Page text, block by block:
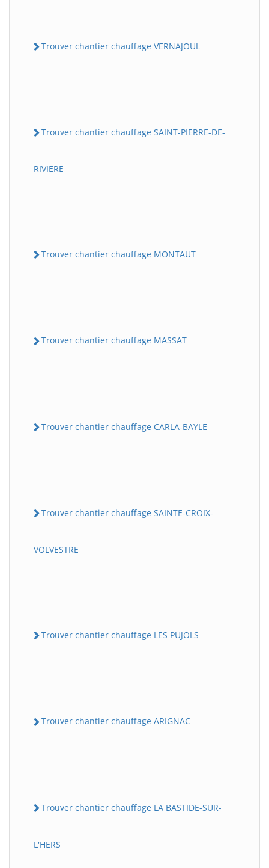
Trouver chantier chauffage VERNAJOUL
Trouver chantier chauffage SAINT-PIERRE-DE-
RIVIERE
Trouver chantier chauffage MONTAUT
Trouver chantier chauffage MASSAT
Trouver chantier chauffage CARLA-BAYLE
Trouver chantier chauffage SAINTE-CROIX-
VOLVESTRE
Trouver chantier chauffage LES PUJOLS
Trouver chantier chauffage ARIGNAC
Trouver chantier chauffage LA BASTIDE-SUR-
L'HERS